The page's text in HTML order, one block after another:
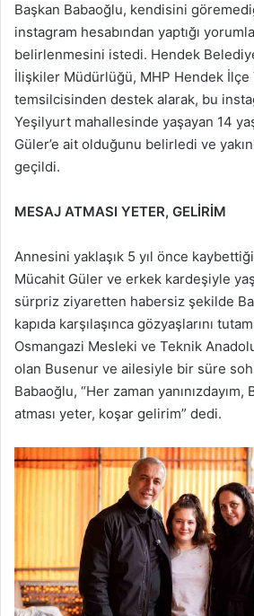
Başkan Babaoğlu, kendisini
instagram hesabından yaptığı
belirlenmesini istedi. Hendek
İlişkiler Müdürlüğü, MHP Hendek İlçe
temsilcisinden destek alarak, bu
Yeşilyurt mahallesinde yaşayan 14
Güler’e ait olduğunu belirledi ve
geçildi.
MESAJ ATMASI YETER, GELİRİM
Annesini yaklaşık 5 yıl önce
Mücahit Güler ve erkek kardeşiyle
sürpriz ziyaretten habersiz şekilde
kapıda karşılaşınca gözyaşlarını
Osmangazi Mesleki ve Teknik
olan Busenur ve ailesiyle bir süre
Babaoğlu, “Her zaman yanınızdayım,
atması yeter, koşar gelirim” dedi.